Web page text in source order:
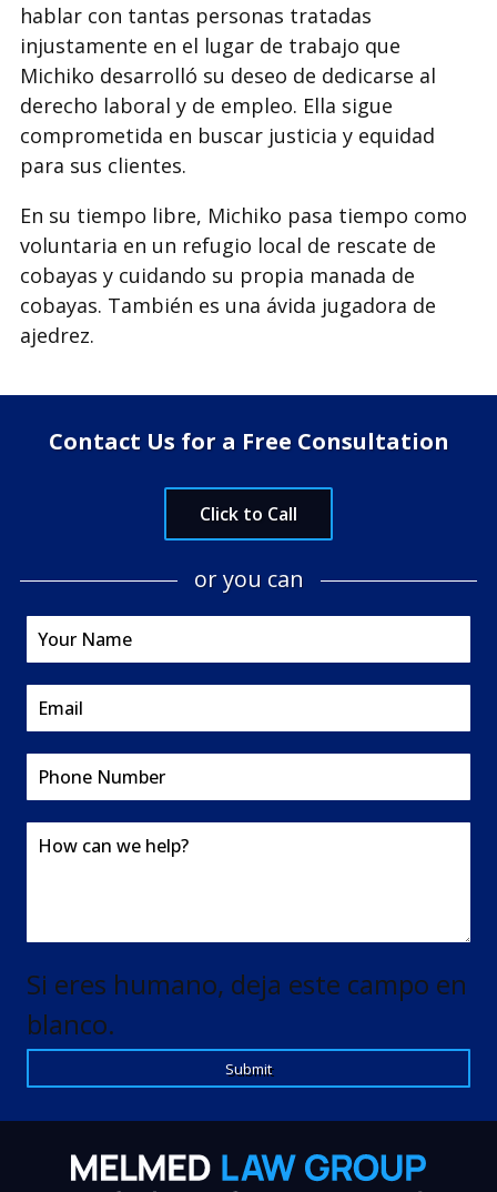
hablar con tantas personas tratadas
injustamente en el lugar de trabajo que
Michiko desarrolló su deseo de dedicarse al
derecho laboral y de empleo. Ella sigue
comprometida en buscar justicia y equidad
para sus clientes.
En su tiempo libre, Michiko pasa tiempo como
voluntaria en un refugio local de rescate de
cobayas y cuidando su propia manada de
cobayas. También es una ávida jugadora de
ajedrez.
Contact Us for a Free Consultation
Click to Call
or you can
Si eres humano, deja este campo en
blanco.
Submit